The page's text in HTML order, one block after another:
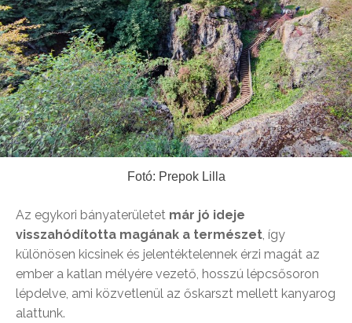
Fotó: Prepok Lilla
Az egykori bányaterületet már jó ideje
visszahódította magának a természet , így
különösen kicsinek és jelentéktelennek érzi magát az
ember a katlan mélyére vezető, hosszú lépcsősoron
lépdelve, ami közvetlenül az őskarszt mellett kanyarog
alattunk.